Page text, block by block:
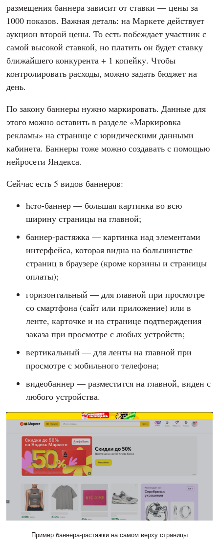
размещения баннера зависит от ставки — цены за
1000 показов. Важная деталь: на Маркете действует
аукцион второй цены. То есть побеждает участник с
самой высокой ставкой, но платить он будет ставку
ближайшего конкурента + 1 копейку. Чтобы
контролировать расходы, можно задать бюджет на
день.
По закону баннеры нужно маркировать. Данные для
этого можно оставить в разделе «Маркировка
рекламы» на странице с юридическими данными
кабинета. Баннеры тоже можно создавать с помощью
нейросети Яндекса.
Сейчас есть 5 видов баннеров:
hero-баннер — большая картинка во всю
ширину страницы на главной;
баннер-растяжка — картинка над элементами
интерфейса, которая видна на большинстве
страниц в браузере (кроме корзины и страницы
оплаты);
горизонтальный — для главной при просмотре
со смартфона (сайт или приложение) или в
ленте, карточке и на странице подтверждения
заказа при просмотре с любых устройств;
вертикальный — для ленты на главной при
просмотре с мобильного телефона;
видеобаннер — разместится на главной, виден с
любого устройства.
Пример баннера-растяжки на самом верху страницы